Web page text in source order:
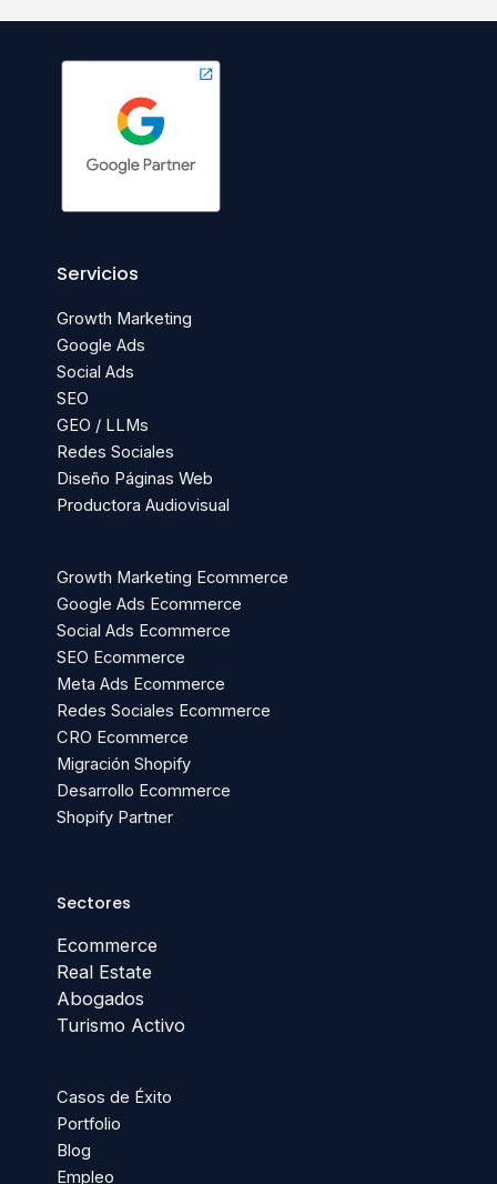
Servicios
Growth Marketing
Google Ads
Social Ads
SEO
GEO / LLMs
Redes Sociales
Diseño Páginas Web
Productora Audiovisual
Growth Marketing Ecommerce
Google Ads Ecommerce
Social Ads Ecommerce
SEO Ecommerce
Meta Ads Ecommerce
Redes Sociales Ecommerce
CRO Ecommerce
Migración Shopify
Desarrollo Ecommerce
Shopify Partner
Sectores
Ecommerce
Real Estate
Abogados
Turismo Activo
Casos de Éxito
Portfolio
Blog
Empleo